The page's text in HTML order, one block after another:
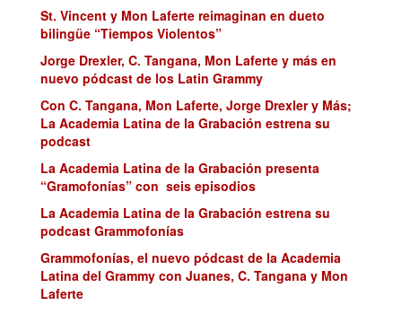
St. Vincent y Mon Laferte reimaginan en dueto
bilingüe “Tiempos Violentos”
Jorge Drexler, C. Tangana, Mon Laferte y más en
nuevo pódcast de los Latin Grammy
Con C. Tangana, Mon Laferte, Jorge Drexler y Más;
La Academia Latina de la Grabación estrena su
podcast
La Academia Latina de la Grabación presenta
“Gramofonías” con seis episodios
La Academia Latina de la Grabación estrena su
podcast Grammofonías
Grammofonías, el nuevo pódcast de la Academia
Latina del Grammy con Juanes, C. Tangana y Mon
Laferte